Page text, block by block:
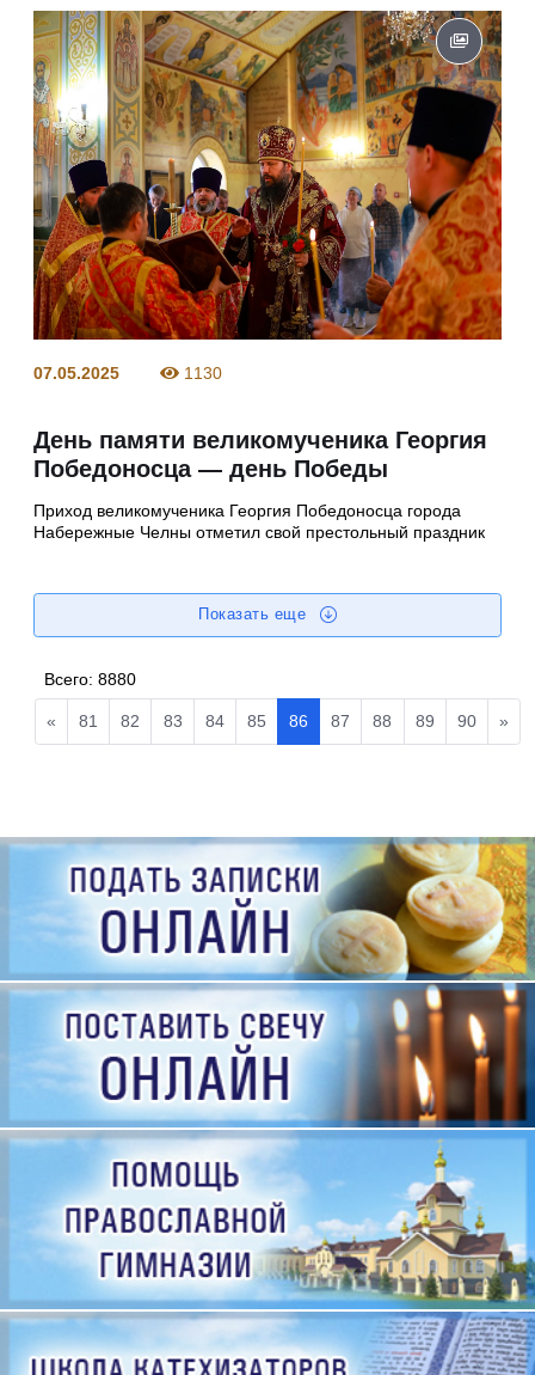
07.05.2025 1130
День памяти великомученика Георгия
Победоносца — день Победы
Приход великомученика Георгия Победоносца города
Набережные Челны отметил свой престольный праздник
Показать еще
Всего:8880
« 81 82 83 84 85 86 87 88 89 90 »